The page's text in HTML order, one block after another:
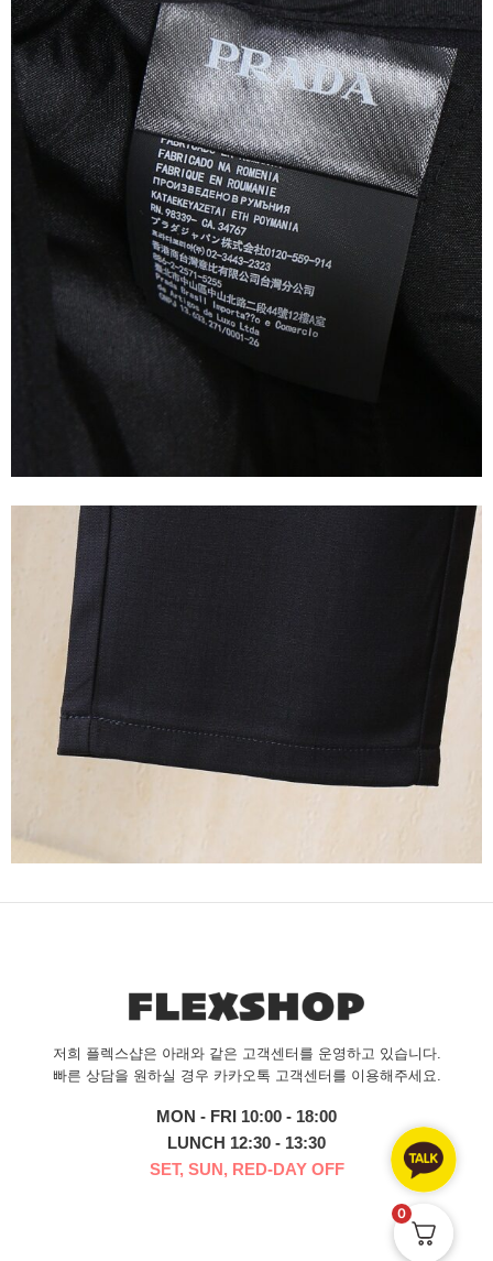
저희 플렉스샵은 아래와 같은 고객센터를 운영하고 있습니다.
빠른 상담을 원하실 경우 카카오톡 고객센터를 이용해주세요.
MON - FRI 10:00 - 18:00
LUNCH 12:30 - 13:30
SET, SUN, RED-DAY OFF
0